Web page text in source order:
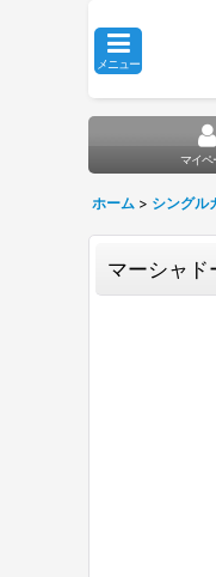
メニュー
マイペ
ホーム > シングル
マーシャ